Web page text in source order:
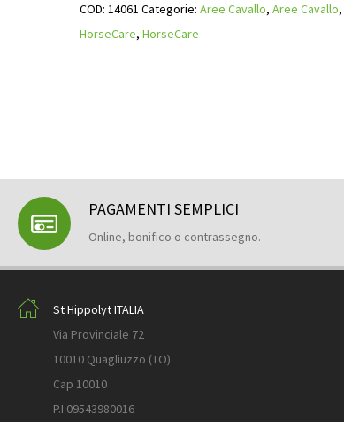
COD: 14061 Categorie: Aree Cavallo, Aree Cavallo,
HorseCare, HorseCare
PAGAMENTI SEMPLICI
Online, bonifico o contrassegno.
St Hippolyt ITALIA
Via Provinciale 72
10010 Quagliuzzo (TO)
Cap 10010
P.I 09543980016